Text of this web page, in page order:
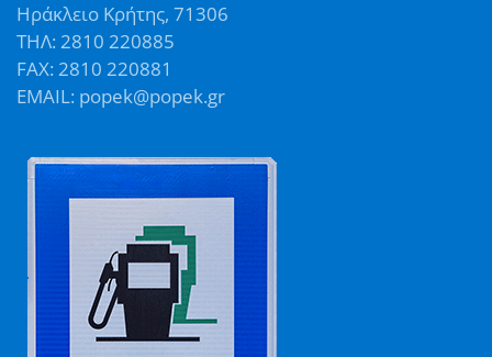
Ηράκλειο Κρήτης, 71306
ΤΗΛ: 2810 220885
FAX: 2810 220881
EMAIL: popek@popek.gr